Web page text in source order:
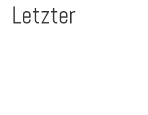
Letzter